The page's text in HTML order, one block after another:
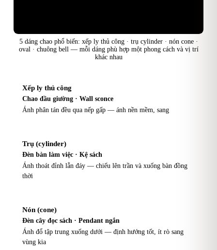
5 dáng chao phổ biến: xếp ly thủ công · trụ cylinder · nón cone ·
oval · chuông bell — mỗi dáng phù hợp một phong cách và vị trí
khác nhau
Xếp ly thủ công
Chao đầu giường · Wall sconce
Ánh phân tán đều qua nếp gấp — ánh nền mềm, sang
Trụ (cylinder)
Đèn bàn làm việc · Kệ sách
Ánh thoát đỉnh lẫn đáy — chiếu lên trần và xuống bàn đồng
thời
Nón (cone)
Đèn cây đọc sách · Pendant ngắn
Ánh đổ tập trung xuống dưới — định hướng tốt, ít rò sang
vùng kia